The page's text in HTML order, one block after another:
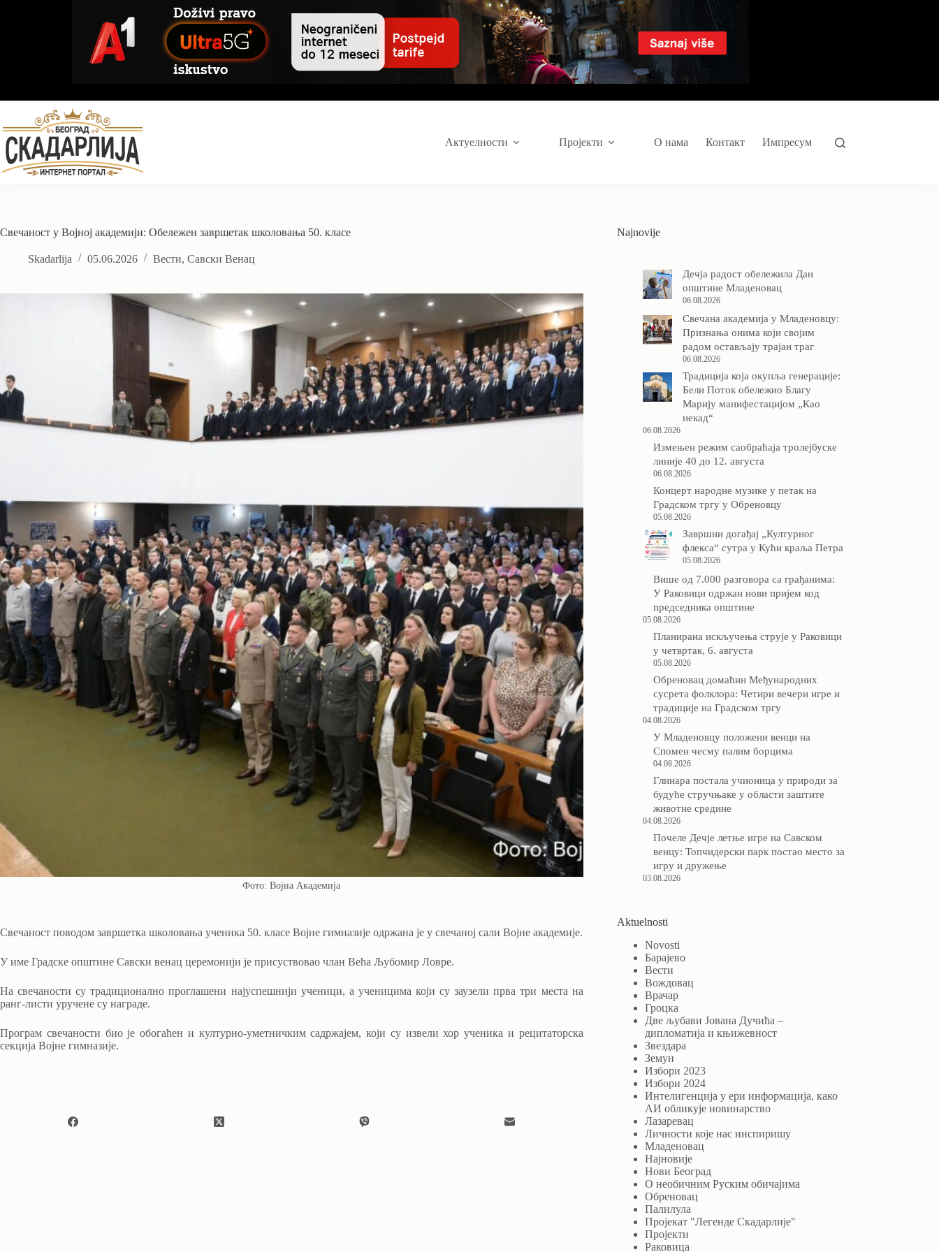
Актуелности Пројекти О нама Контакт Импресум
Свечаност у Војној академији: Обележен завршетак школовања 50. класе
Skadarlija 05.06.2026 Вести, Савски Венац
Фото: Војна Академија
Свечаност поводом завршетка школовања ученика 50. класе Војне гимназије одржана је у свечаној сали Војне академије.
У име Градске општине Савски венац церемонији је присуствовао члан Већа Љубомир Ловре.
На свечаности су традиционално проглашени најуспешнији ученици, а ученицима који су заузели прва три места на
ранг-листи уручене су награде.
Програм свечаности био је обогаћен и културно-уметничким садржајем, који су извели хор ученика и рецитаторска
секција Војне гимназије.
Najnovije
Дечја радост обележила Дан
општине Младеновац
06.08.2026
Свечана академија у Младеновцу:
Признања онима који својим
радом остављају трајан траг
06.08.2026
Традиција која окупља генерације:
Бели Поток обележио Благу
Марију манифестацијом „Као
некад“
06.08.2026
Измењен режим саобраћаја тролејбуске
линије 40 до 12. августа
06.08.2026
Концерт народне музике у петак на
Градском тргу у Обреновцу
05.08.2026
Завршни догађај „Културног
флекса“ сутра у Кући краља Петра
05.08.2026
Више од 7.000 разговора са грађанима:
У Раковици одржан нови пријем код
председника општине
05.08.2026
Планирана искључења струје у Раковици
у четвртак, 6. августа
05.08.2026
Обреновац домаћин Међународних
сусрета фолклора: Четири вечери игре и
традиције на Градском тргу
04.08.2026
У Младеновцу положени венци на
Спомен чесму палим борцима
04.08.2026
Глинара постала учионица у природи за
будуће стручњаке у области заштите
животне средине
04.08.2026
Почеле Дечје летње игре на Савском
венцу: Топчидерски парк постао место за
игру и дружење
03.08.2026
Aktuelnosti
Novosti
Барајево
Вести
Вождовац
Врачар
Гроцка
Две љубави Јована Дучића –
дипломатија и књижевност
Звездара
Земун
Избори 2023
Избори 2024
Интелигенција у ери информација, како
АИ обликује новинарство
Лазаревац
Личности које нас инспиришу
Младеновац
Најновије
Нови Београд
О необичним Руским обичајима
Обреновац
Палилула
Пројекат "Легенде Скадарлије"
Пројекти
Раковица